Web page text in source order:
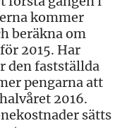
kommer
beräkna om
2015. Har
den fastställda
pengarna att
2016.
sätts